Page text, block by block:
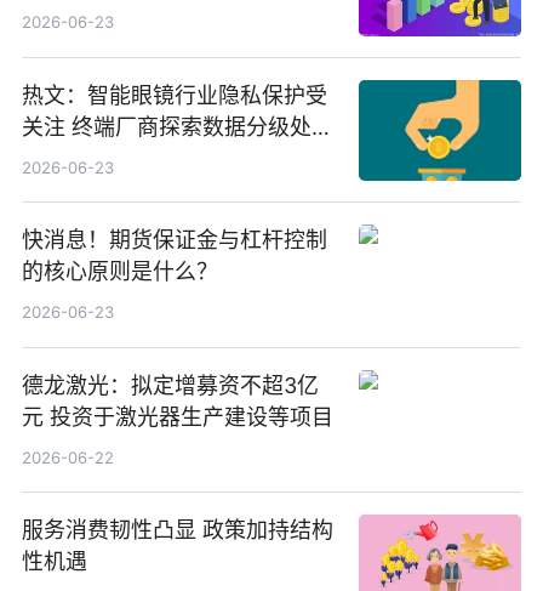
份，重仓股紫金矿业、洛阳钼
2026-06-23
热文：智能眼镜行业隐私保护受
关注 终端厂商探索数据分级处理
等方案
2026-06-23
快消息！期货保证金与杠杆控制
的核心原则是什么？
2026-06-23
德龙激光：拟定增募资不超3亿
元 投资于激光器生产建设等项目
2026-06-22
服务消费韧性凸显 政策加持结构
性机遇